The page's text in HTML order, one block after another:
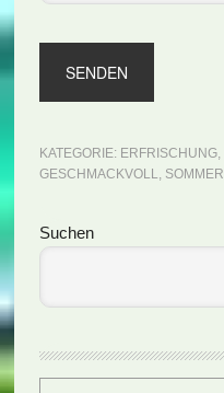
KATEGORIE: ERFRISCHUNG,
GESCHMACKVOLL, SOMMER
Seitenspalte
Suchen